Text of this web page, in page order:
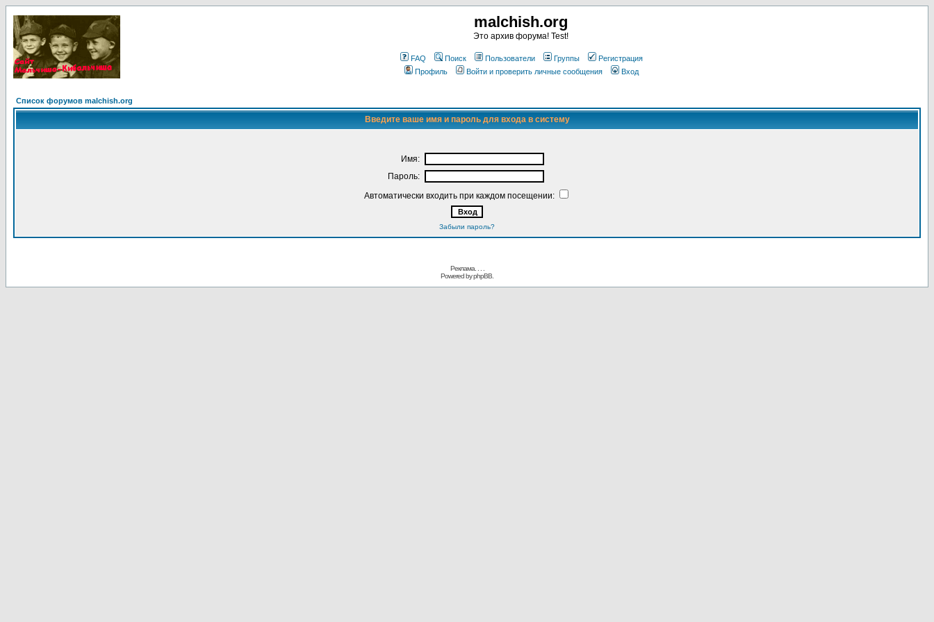
malchish.org
Это архив форума! Test!
FAQ Поиск Пользователи Группы
Регистрация
Профиль
Войти и проверить личные сообщения Вход
Список форумов malchish.org
Введите ваше имя и пароль для входа в систему
Имя:
Пароль:
Автоматически входить при каждом посещении:
Забыли пароль?
Реклама. . .
Powered byphpBB.